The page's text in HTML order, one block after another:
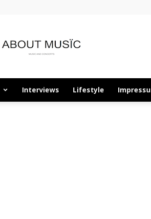
About
Interviews Lifestyle